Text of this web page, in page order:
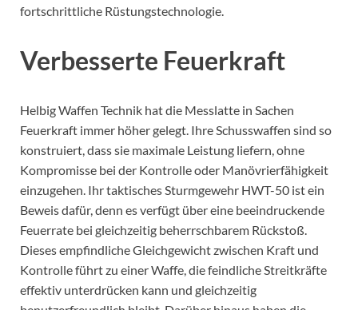
fortschrittliche Rüstungstechnologie.
Verbesserte Feuerkraft
Helbig Waffen Technik hat die Messlatte in Sachen
Feuerkraft immer höher gelegt. Ihre Schusswaffen sind so
konstruiert, dass sie maximale Leistung liefern, ohne
Kompromisse bei der Kontrolle oder Manövrierfähigkeit
einzugehen. Ihr taktisches Sturmgewehr HWT-50 ist ein
Beweis dafür, denn es verfügt über eine beeindruckende
Feuerrate bei gleichzeitig beherrschbarem Rückstoß.
Dieses empfindliche Gleichgewicht zwischen Kraft und
Kontrolle führt zu einer Waffe, die feindliche Streitkräfte
effektiv unterdrücken kann und gleichzeitig